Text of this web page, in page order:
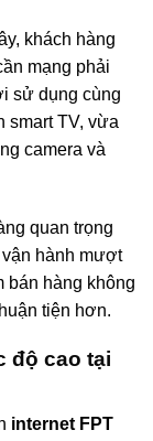
khách hàng
mạng phải
sử dụng cùng
smart TV, vừa
camera và
quan trọng
hành mượt
bán hàng không
tiện hơn.
độ cao tại
internet FPT